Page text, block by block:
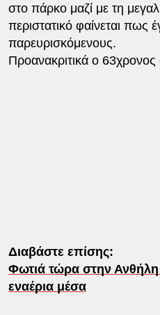
στο πάρκο μαζί με τη
περιστατικό φαίνεται πως
παρευρισκόμενους.
Προανακριτικά ο
Διαβάστε επίσης:
Φωτιά τώρα στην
εναέρια μέσα